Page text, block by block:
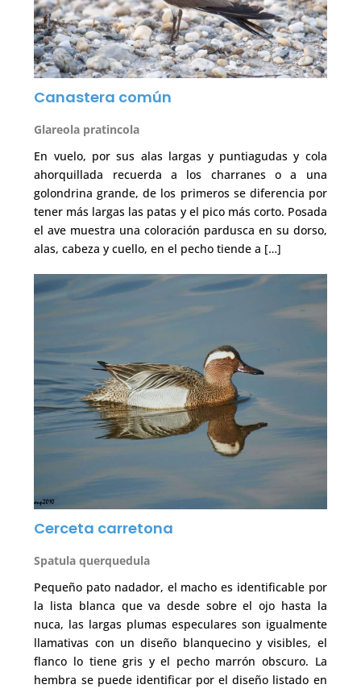
Canastera común
Glareola pratincola
En vuelo, por sus alas largas y puntiagudas y cola
ahorquillada recuerda a los charranes o a una
golondrina grande, de los primeros se diferencia por
tener más largas las patas y el pico más corto. Posada
el ave muestra una coloración pardusca en su dorso,
alas, cabeza y cuello, en el pecho tiende a […]
Cerceta carretona
Spatula querquedula
Pequeño pato nadador, el macho es identificable por
la lista blanca que va desde sobre el ojo hasta la
nuca, las largas plumas especulares son igualmente
llamativas con un diseño blanquecino y visibles, el
flanco lo tiene gris y el pecho marrón obscuro. La
hembra se puede identificar por el diseño listado en